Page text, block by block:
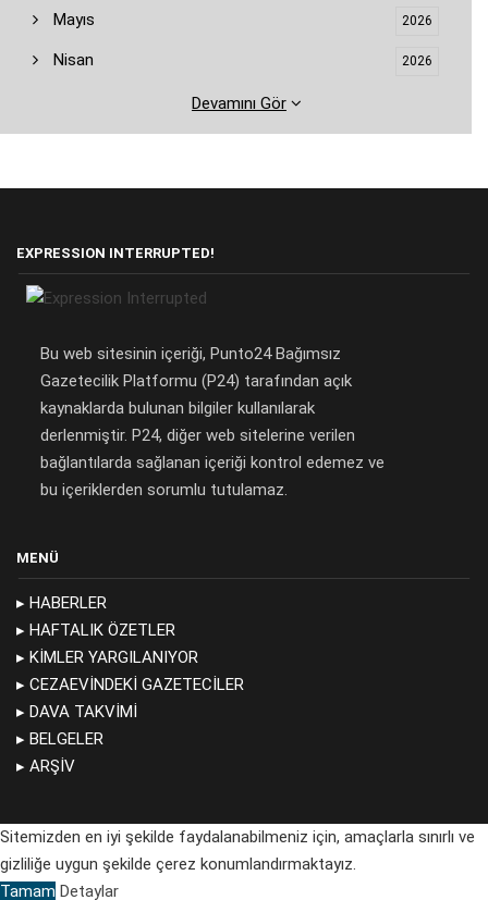
Mayıs 2026
Nisan 2026
Devamını Gör
EXPRESSION INTERRUPTED!
Bu web sitesinin içeriği, Punto24 Bağımsız
Gazetecilik Platformu (P24) tarafından açık
kaynaklarda bulunan bilgiler kullanılarak
derlenmiştir. P24, diğer web sitelerine verilen
bağlantılarda sağlanan içeriği kontrol edemez ve
bu içeriklerden sorumlu tutulamaz.
MENÜ
▸ HABERLER
▸ HAFTALIK ÖZETLER
▸ KIMLER YARGILANIYOR
▸ CEZAEVINDEKI GAZETECILER
▸ DAVA TAKVIMI
▸ BELGELER
▸ ARŞIV
Copyright 2019 © Expression Interrupted. All rights reserved
Sitemizden en iyi şekilde faydalanabilmeniz için, amaçlarla sınırlı ve
gizliliğe uygun şekilde çerez konumlandırmaktayız.
Tamam Detaylar